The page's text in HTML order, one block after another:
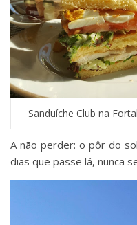
Sanduíche Club na
A não perder: o pôr do
dias que passe lá, nunca